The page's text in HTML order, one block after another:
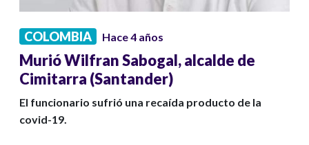
COLOMBIA Hace 4 años
Murió Wilfran Sabogal, alcalde de
Cimitarra (Santander)
El funcionario sufrió una recaída producto de la
covid-19.